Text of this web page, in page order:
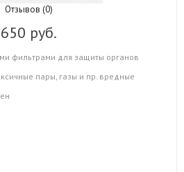
Отзывов (0)
650 руб.
фильтрами для защиты органов
пары, газы и пр. вредные